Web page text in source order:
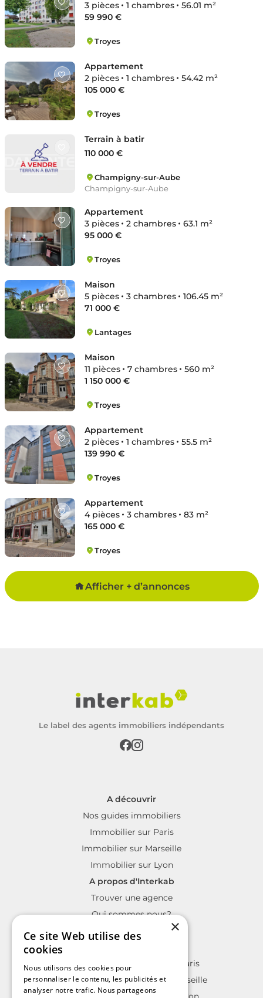
3 pièces
1 chambres
56.01 m²
59 990 €
Troyes
Appartement
2 pièces
1 chambres
54.42 m²
105 000 €
Troyes
Terrain à batir
110 000 €
Champigny-sur-Aube
Champigny-sur-Aube
Appartement
3 pièces
2 chambres
63.1 m²
95 000 €
Troyes
Maison
5 pièces
3 chambres
106.45 m²
71 000 €
Lantages
Maison
11 pièces
7 chambres
560 m²
1 150 000 €
Troyes
Appartement
2 pièces
1 chambres
55.5 m²
139 990 €
Troyes
Appartement
4 pièces
3 chambres
83 m²
165 000 €
Troyes
Afficher + d’annonces
Le label des agents immobiliers indépendants
A découvrir
Nos guides immobiliers
Immobilier sur Paris
Immobilier sur Marseille
Immobilier sur Lyon
A propos d'Interkab
Trouver une agence
Qui sommes nous?
La charte Interkab
Annonces immobilières sur Paris
Annonces immobilières sur Marseille
×
Ce site Web utilise des
cookies
Nous utilisons des cookies pour
personnaliser le contenu, les publicités et
analyser notre trafic. Nous partageons